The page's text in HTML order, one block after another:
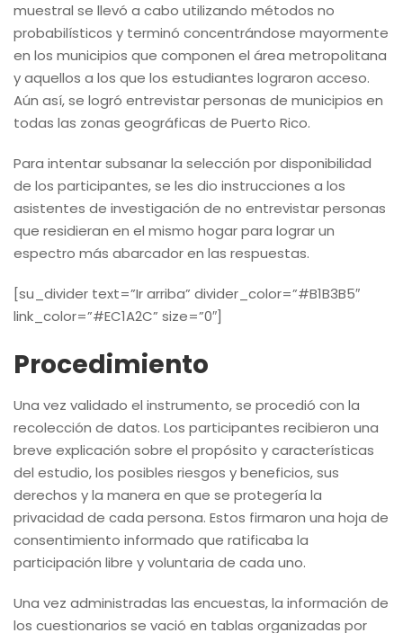
muestral se llevó a cabo utilizando métodos no
probabilísticos y terminó concentrándose mayormente
en los municipios que componen el área metropolitana
y aquellos a los que los estudiantes lograron acceso.
Aún así, se logró entrevistar personas de municipios en
todas las zonas geográficas de Puerto Rico.
Para intentar subsanar la selección por disponibilidad
de los participantes, se les dio instrucciones a los
asistentes de investigación de no entrevistar personas
que residieran en el mismo hogar para lograr un
espectro más abarcador en las respuestas.
[su_divider text=”Ir arriba” divider_color=”#B1B3B5″
link_color=”#EC1A2C” size=”0″]
Procedimiento
Una vez validado el instrumento, se procedió con la
recolección de datos. Los participantes recibieron una
breve explicación sobre el propósito y características
del estudio, los posibles riesgos y beneficios, sus
derechos y la manera en que se protegería la
privacidad de cada persona. Estos firmaron una hoja de
consentimiento informado que ratificaba la
participación libre y voluntaria de cada uno.
Una vez administradas las encuestas, la información de
los cuestionarios se vació en tablas organizadas por